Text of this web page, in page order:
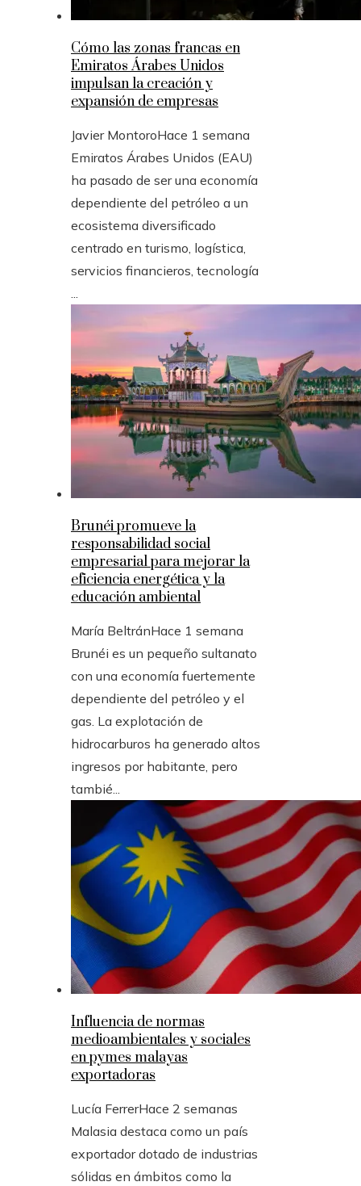
Cómo las zonas francas en
Emiratos Árabes Unidos
impulsan la creación y
expansión de empresas
Javier MontoroHace 1 semana
Emiratos Árabes Unidos (EAU)
ha pasado de ser una economía
dependiente del petróleo a un
ecosistema diversificado
centrado en turismo, logística,
servicios financieros, tecnología
...
Brunéi promueve la
responsabilidad social
empresarial para mejorar la
eficiencia energética y la
educación ambiental
María BeltránHace 1 semana
Brunéi es un pequeño sultanato
con una economía fuertemente
dependiente del petróleo y el
gas. La explotación de
hidrocarburos ha generado altos
ingresos por habitante, pero
tambié...
Influencia de normas
medioambientales y sociales
en pymes malayas
exportadoras
Lucía FerrerHace 2 semanas
Malasia destaca como un país
exportador dotado de industrias
sólidas en ámbitos como la